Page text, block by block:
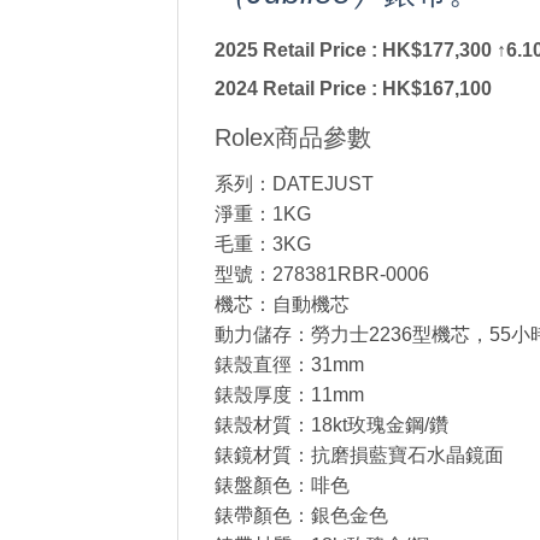
2025 Retail Price : HK$177,300
2024 Retail Price : HK$167,100
Rolex商品參數
系列：DATEJUST
淨重：1KG
毛重：3KG
型號：278381RBR-0006
機芯：自動機芯
動力儲存：勞力士2236型機芯，55小
錶殼直徑：31mm
錶殼厚度：11mm
錶殼材質：18kt玫瑰金鋼/鑽
錶鏡材質：抗磨損藍寶石水晶鏡面
錶盤顏色：啡色
錶帶顏色：銀色金色